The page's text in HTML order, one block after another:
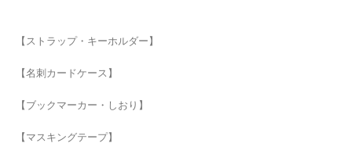
【ストラップ・キーホルダー】
【名刺カードケース】
【ブックマーカー・しおり】
【マスキングテープ】